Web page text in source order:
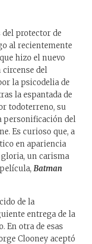
del protector de
al recientemente
hizo el nuevo
del
la psicodelia de
la espantada de
todoterreno, su
personificación del
Es curioso que, a
en apariencia
un carisma
Batman
de la
entrega de la
En otra de esas
Clooney aceptó